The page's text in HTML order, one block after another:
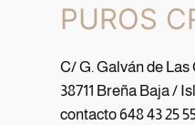
PUROS
C/ G. Galván de Las
38711 Breña Baja /
contacto 648 43 25